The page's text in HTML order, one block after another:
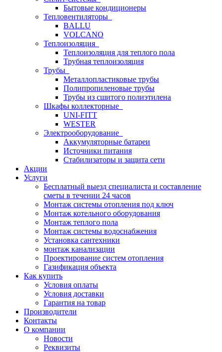
Бытовые кондиционеры
Тепловентиляторы
BALLU
VOLCANO
Теплоизоляция
Теплоизоляция для теплого пола
Трубная теплоизоляция
Трубы
Металлопластиковые трубы
Полипропиленовые трубы
Трубы из сшитого полиэтилена
Шкафы коллекторные
UNI-FITT
WESTER
Электрооборудование
Аккумуляторные батареи
Источники питания
Стабилизаторы и защита сети
Акции
Услуги
Бесплатный выезд специалиста и составление
сметы в течении 24 часов
Монтаж системы отопления под ключ
Монтаж котельного оборудования
Монтаж теплого пола
Монтаж системы водоснабжения
Установка сантехники
монтаж канализации
Проектирование систем отопления
Газификация объекта
Как купить
Условия оплаты
Условия доставки
Гарантия на товар
Производители
Контакты
О компании
Новости
Реквизиты